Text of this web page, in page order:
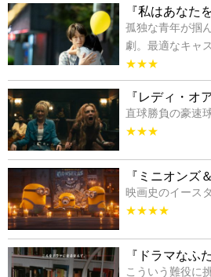
『私はあなた
孤独な青年が掴
劇。最適なキャ
★★★
『レディ・オ
直球勝負の豪速
★★★
『ミニオンズ
映画史のイース
★★★★
『ドラマなふ
こういう難役に